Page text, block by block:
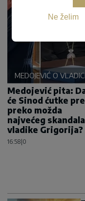
Ne želim
MEDOJEVIĆ O
GRIGORIJU
Medojević pita:
će Sinod ćutke
preko možda
najvećeg skandala
vladike Grigorija?
16:58 0